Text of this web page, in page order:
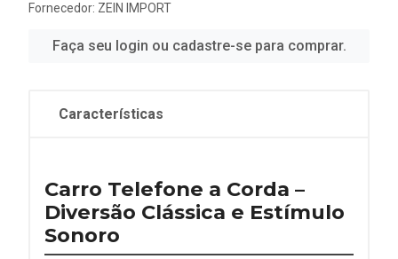
Fornecedor: ZEIN IMPORT
Faça seu login ou cadastre-se para comprar.
Características
Carro Telefone a Corda –
Diversão Clássica e Estímulo
Sonoro